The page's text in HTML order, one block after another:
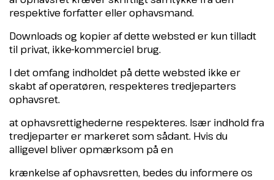
respektive forfatter eller ophavsmand.
Downloads og kopier af dette websted er kun tilladt
til privat, ikke-kommerciel brug.
I det omfang indholdet på dette websted ikke er
skabt af operatøren, respekteres tredjeparters
ophavsret.
at ophavsrettighederne respekteres. Især indhold fra
tredjeparter er markeret som sådant. Hvis du
alligevel bliver opmærksom på en
krænkelse af ophavsretten, bedes du informere os